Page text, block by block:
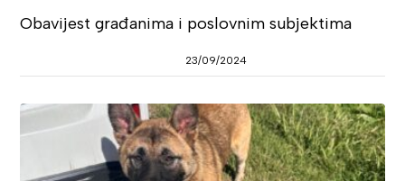
Obavijest građanima i poslovnim subjektima
23/09/2024